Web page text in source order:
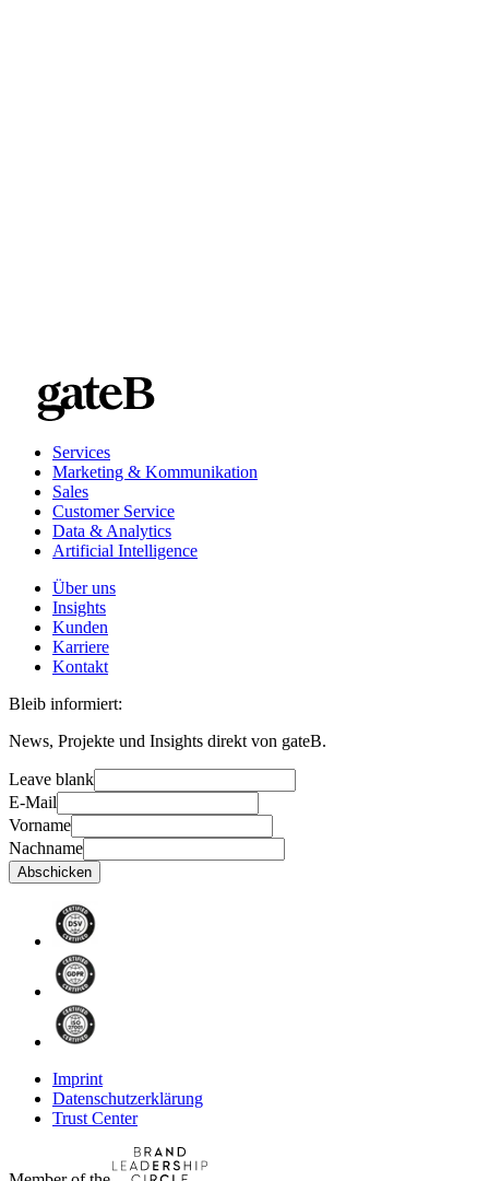
Services
Marketing & Kommunikation
Sales
Customer Service
Data & Analytics
Artificial Intelligence
Über uns
Insights
Kunden
Karriere
Kontakt
Bleib informiert:
News, Projekte und Insights direkt von gateB.
Leave blank
E-Mail
Vorname
Nachname
Abschicken
Imprint
Datenschutzerklärung
Trust Center